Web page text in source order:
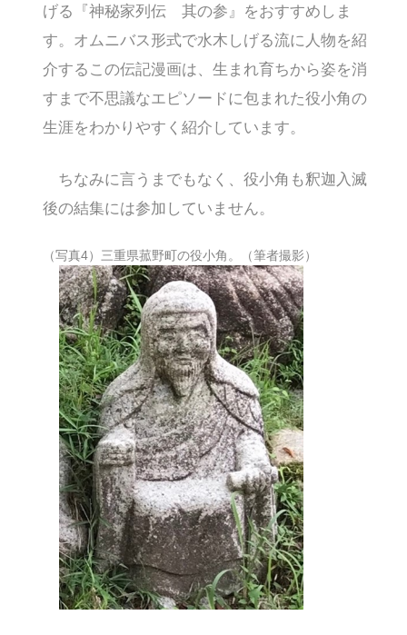
げる『神秘家列伝 其の参』をおすすめしま
す。オムニバス形式で水木しげる流に人物を紹
介するこの伝記漫画は、生まれ育ちから姿を消
すまで不思議なエピソードに包まれた役小角の
生涯をわかりやすく紹介しています。
ちなみに言うまでもなく、役小角も釈迦入滅
後の結集には参加していません。
（写真4）三重県菰野町の役小角。（筆者撮影）